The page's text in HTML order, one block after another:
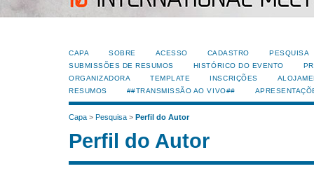
CAPA SOBRE ACESSO CADASTRO
PESQUISA
SUBMISSÕES DE RESUMOS
HISTÓRICO DO EVENTO
ORGANIZADORA
TEMPLATE INSCRIÇÕES
RESUMOS
##TRANSMISSÃO AO VIVO##
Capa > Pesquisa > Perfil do Autor
Perfil do Autor